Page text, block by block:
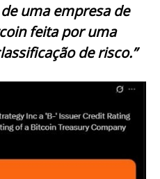
uma empresa de
feita por uma
de risco.”